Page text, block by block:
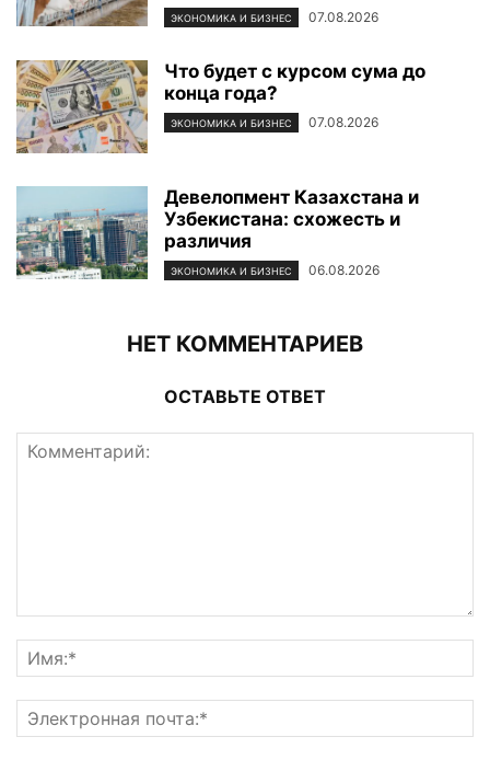
ЭКОНОМИКА И БИЗНЕС 07.08.2026
Что будет с курсом сума до
конца года?
ЭКОНОМИКА И БИЗНЕС 07.08.2026
Девелопмент Казахстана и
Узбекистана: схожесть и
различия
ЭКОНОМИКА И БИЗНЕС 06.08.2026
НЕТ КОММЕНТАРИЕВ
ОСТАВЬТЕ ОТВЕТ